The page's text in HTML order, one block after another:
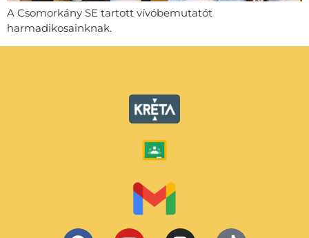
A Csomorkány SE tartott vívóbemutatót
harmadikosainknak.